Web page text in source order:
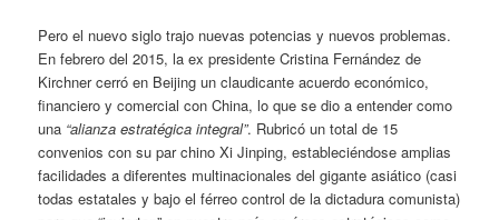
Pero el nuevo siglo trajo nuevas potencias y nuevos problemas.
En febrero del 2015, la ex presidente Cristina Fernández de
Kirchner cerró en Beijing un claudicante acuerdo económico,
financiero y comercial con China, lo que se dio a entender como
una “alianza estratégica integral”. Rubricó un total de 15
convenios con su par chino Xi Jinping, estableciéndose amplias
facilidades a diferentes multinacionales del gigante asiático (casi
todas estatales y bajo el férreo control de la dictadura comunista)